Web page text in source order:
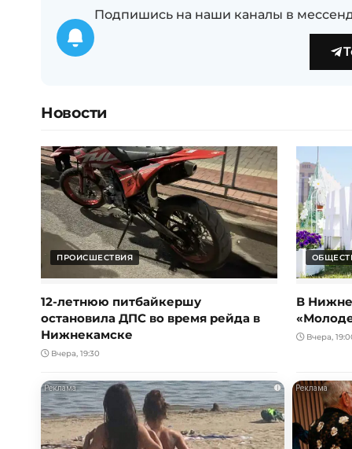
Подпишись на наши каналы в
Новости
ПРОИСШЕСТВИЯ
12-летнюю питбайкершу
остановила ДПС во время рейда в
Нижнекамске
Вчера, 19:30
В
Вчера,
i